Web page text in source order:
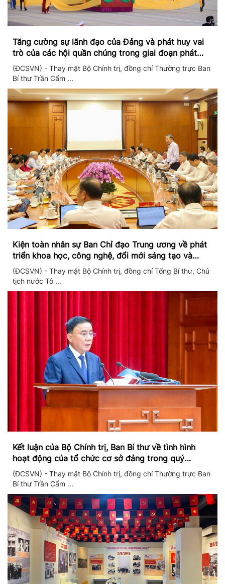
Tăng cường sự lãnh đạo của Đảng và phát huy vai
trò của các hội quần chúng trong giai đoạn phát
triển mới
(ĐCSVN) - Thay mặt Bộ Chính trị, đồng chí Thường trực Ban
Bí thư Trần Cẩm ...
Kiện toàn nhân sự Ban Chỉ đạo Trung ương về phát
triển khoa học, công nghệ, đổi mới sáng tạo và
chuyển đổi số
(ĐCSVN) - Thay mặt Bộ Chính trị, đồng chí Tổng Bí thư, Chủ
tịch nước Tô ...
Kết luận của Bộ Chính trị, Ban Bí thư về tình hình
hoạt động của tổ chức cơ sở đảng trong quý
II/2026
(ĐCSVN) - Thay mặt Bộ Chính trị, đồng chí Thường trực Ban
Bí thư Trần Cẩm ...